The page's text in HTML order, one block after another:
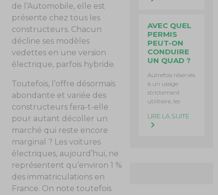
de l’Automobile, elle est
présente chez tous les
constructeurs. Chacun
décline ses modèles
vedettes en une version
électrique, parfois hybride.
Toutefois, l’offre désormais
abondante et variée des
constructeurs fera-t-elle
pour autant décoller un
marché qui reste encore
marginal ? Les voitures
électriques, aujourd’hui, ne
représentent qu’environ 1 %
des immatriculations en
France. On note toutefois
AVEC QUEL
PERMIS
PEUT-ON
CONDUIRE
UN QUAD ?
Autrefois réservés
à un usage
strictement
utilitaire, les
LIRE LA SUITE